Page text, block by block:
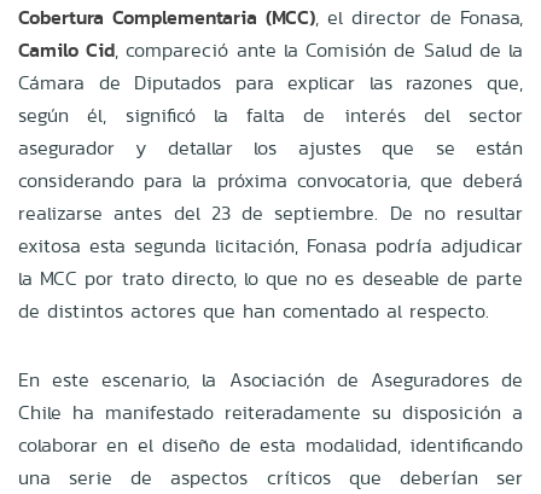
Cobertura Complementaria (MCC), el director de Fonasa,
Camilo Cid, compareció ante la Comisión de Salud de la
Cámara de Diputados para explicar las razones que,
según él, significó la falta de interés del sector
asegurador y detallar los ajustes que se están
considerando para la próxima convocatoria, que deberá
realizarse antes del 23 de septiembre. De no resultar
exitosa esta segunda licitación, Fonasa podría adjudicar
la MCC por trato directo, lo que no es deseable de parte
de distintos actores que han comentado al respecto.
En este escenario, la Asociación de Aseguradores de
Chile ha manifestado reiteradamente su disposición a
colaborar en el diseño de esta modalidad, identificando
una serie de aspectos críticos que deberían ser